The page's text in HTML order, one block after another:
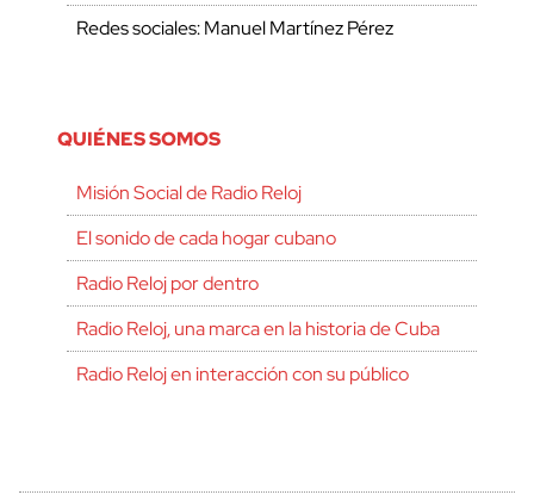
Redes sociales: Manuel Martínez Pérez
QUIÉNES SOMOS
Misión Social de Radio Reloj
El sonido de cada hogar cubano
Radio Reloj por dentro
Radio Reloj, una marca en la historia de Cuba
Radio Reloj en interacción con su público